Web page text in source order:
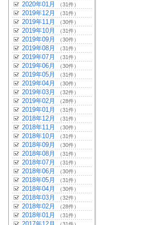
2020年01月 （31件）
2019年12月 （31件）
2019年11月 （30件）
2019年10月 （31件）
2019年09月 （30件）
2019年08月 （31件）
2019年07月 （31件）
2019年06月 （30件）
2019年05月 （31件）
2019年04月 （30件）
2019年03月 （32件）
2019年02月 （28件）
2019年01月 （31件）
2018年12月 （31件）
2018年11月 （30件）
2018年10月 （31件）
2018年09月 （30件）
2018年08月 （31件）
2018年07月 （31件）
2018年06月 （30件）
2018年05月 （31件）
2018年04月 （30件）
2018年03月 （32件）
2018年02月 （28件）
2018年01月 （31件）